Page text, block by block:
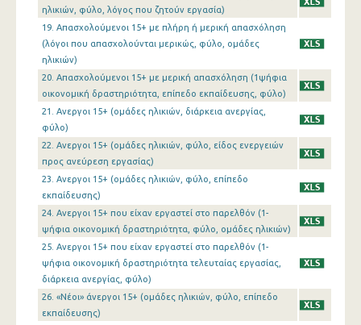
1o Τρίμηνο 2012
3o Τρίμηνο 2011
2o Τρίμηνο 2011
1o Τρίμηνο 2011
4o Τρίμηνο 2010
3o Τρίμηνο 2010
2o Τρίμηνο 2010
1o Τρίμηνο 2010
4o Τρίμηνο 2009
3o Τρίμηνο 2009
ηλικιών, φύλο, λόγος που ζητούν εργασία)
19. Απασχολούμενοι 15+ με πλήρη ή μερική απασχόληση
(λόγοι που απασχολούνται μερικώς, φύλο, ομάδες
ηλικιών)
20. Απασχολούμενοι 15+ με μερική απασχόληση (1ψήφια
οικονομική δραστηριότητα, επίπεδο εκπαίδευσης, φύλο)
21. Ανεργοι 15+ (ομάδες ηλικιών, διάρκεια ανεργίας,
φύλο)
22. Ανεργοι 15+ (ομάδες ηλικιών, φύλο, είδος ενεργειών
προς ανεύρεση εργασίας)
23. Ανεργοι 15+ (ομάδες ηλικιών, φύλο, επίπεδο
εκπαίδευσης)
24. Ανεργοι 15+ που είχαν εργαστεί στο παρελθόν (1-
ψήφια οικονομική δραστηριότητα, φύλο, ομάδες ηλικιών)
25. Ανεργοι 15+ που είχαν εργαστεί στο παρελθόν (1-
ψήφια οικονομική δραστηριότητα τελευταίας εργασίας,
διάρκεια ανεργίας, φύλο)
26. «Νέοι» άνεργοι 15+ (ομάδες ηλικιών, φύλο, επίπεδο
εκπαίδευσης)